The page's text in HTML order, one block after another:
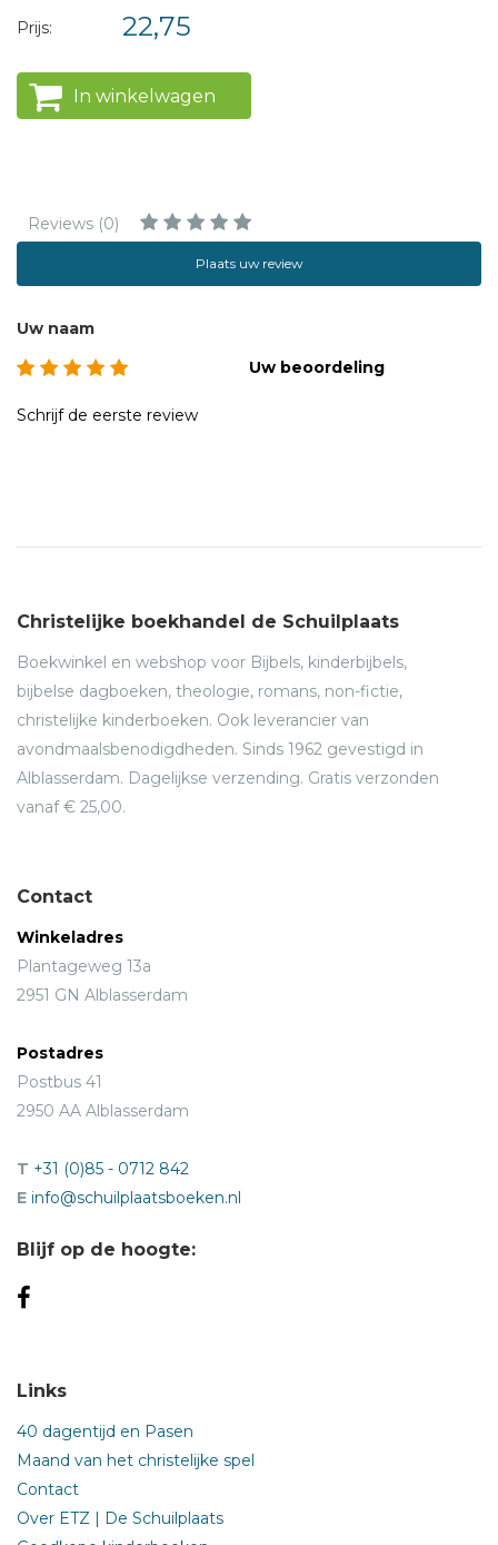
Prijs: 22,75
In winkelwagen
Reviews (0)
Plaats uw review
Uw naam
Uw beoordeling
Schrijf de eerste review
Christelijke boekhandel de Schuilplaats
Boekwinkel en webshop voor Bijbels, kinderbijbels,
bijbelse dagboeken, theologie, romans, non-fictie,
christelijke kinderboeken. Ook leverancier van
avondmaalsbenodigdheden. Sinds 1962 gevestigd in
Alblasserdam. Dagelijkse verzending. Gratis verzonden
vanaf € 25,00.
Contact
Winkeladres
Plantageweg 13a
2951 GN Alblasserdam
Postadres
Postbus 41
2950 AA Alblasserdam
T +31 (0)85 - 0712 842
E info@schuilplaatsboeken.nl
Blijf op de hoogte:
Links
40 dagentijd en Pasen
Maand van het christelijke spel
Contact
Over ETZ | De Schuilplaats